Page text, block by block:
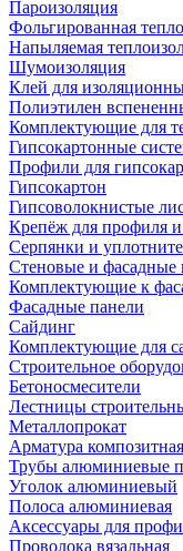
Пароизоляция
Фольгированная
Напыляемая
Шумоизоляция
Клей для
Полиэтилен
Комплектующие для
Гипсокартонные
Профили для
Гипсокартон
Гипсоволокнистые
Крепёж для профиля и
Серпянки и
Стеновые и фасадные
Комплектующие к
Фасадные панели
Сайдинг
Комплектующие для
Строительное
Бетоносмесители
Лестницы
Металлопрокат
Арматура композитная
Трубы алюминиевые
Уголок алюминиевый
Полоса алюминиевая
Аксессуары для
Проволока вязальная